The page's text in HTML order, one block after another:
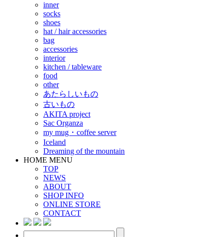
inner
socks
shoes
hat / hair accessories
bag
accessories
interior
kitchen / tableware
food
other
あたらしいもの
古いもの
AKITA project
Sac Organza
my mug・coffee server
Iceland
Dreaming of the mountain
HOME MENU
TOP
NEWS
ABOUT
SHOP INFO
ONLINE STORE
CONTACT